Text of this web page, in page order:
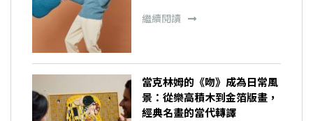
繼續閱讀
當克林姆的《吻》成為日常風
景：從樂高積木到金箔版畫，
經典名畫的當代轉譯